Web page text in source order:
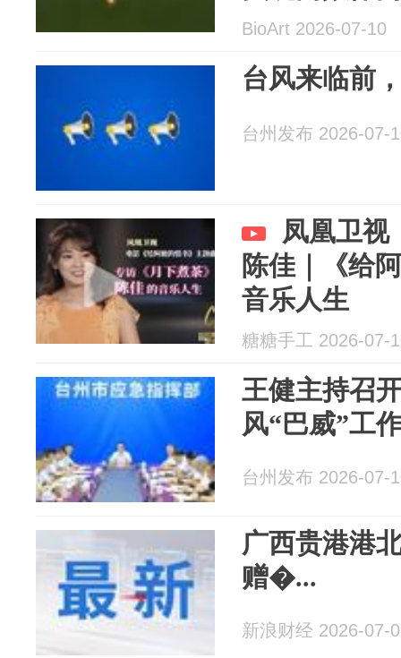
BioArt 2026-07-10
台风来临前
台州发布 2026-07-
凤凰卫视
陈佳｜《给
音乐人生
糖糖手工 2026-07-
王健主持召
风“巴威”工
台州发布 2026-07-
广西贵港港
赠�...
新浪财经 2026-07-